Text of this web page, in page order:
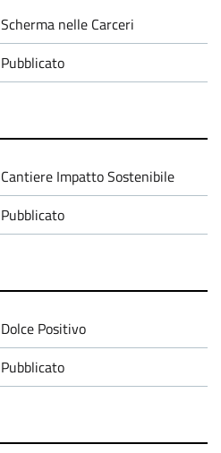
Scherma nelle Carceri
Pubblicato
Cantiere Impatto Sostenibile
Pubblicato
Dolce Positivo
Pubblicato